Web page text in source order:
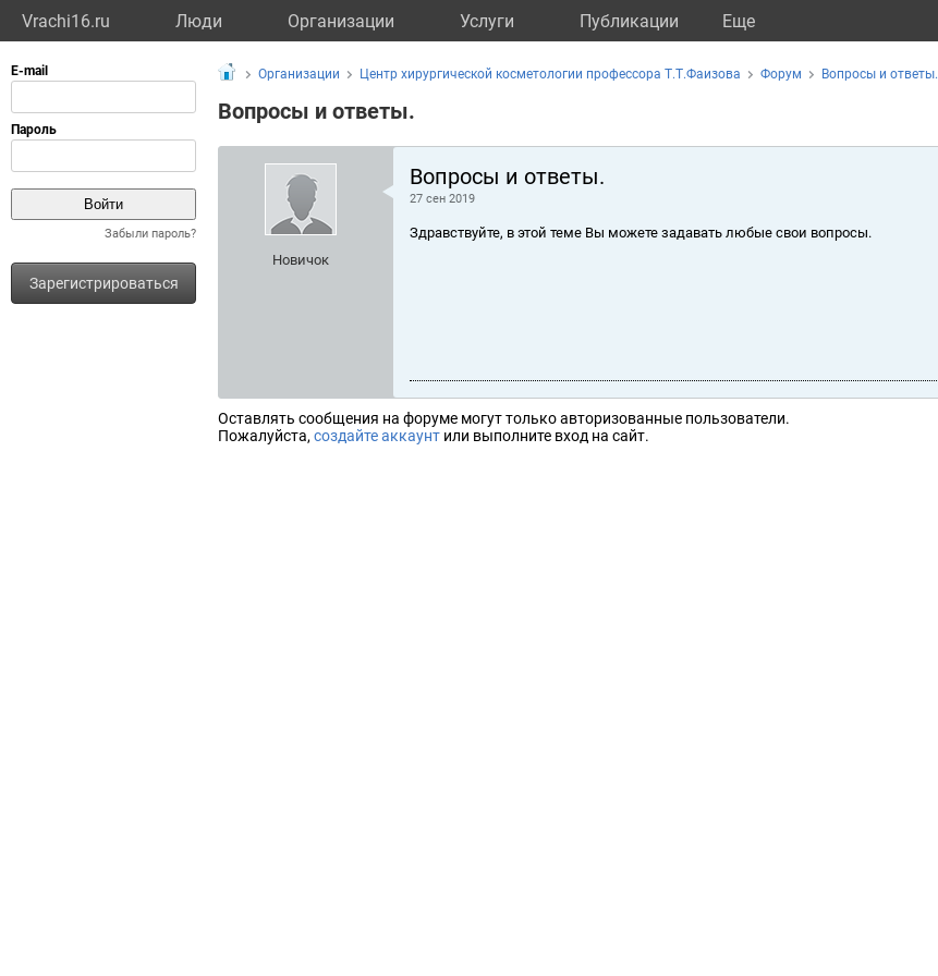
Vrachi16.ru Люди Организации Услуги Публикации Eще
Забыли пароль?
Зарегистрироваться
Организации Центр хирургической косметологии профессора Т.Т.Фаизова Форум Вопросы и ответы.
Вопросы и ответы.
Новичок
Вопросы и ответы.
27 сен 2019
Здравствуйте, в этой теме Вы можете задавать любые свои вопросы.
Оставлять сообщения на форуме могут только авторизованные пользователи.
Пожалуйста, создайте аккаунт или выполните вход на сайт.